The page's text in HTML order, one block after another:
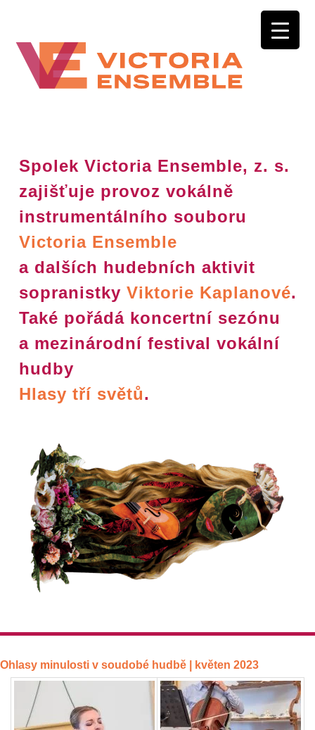
Spolek Victoria Ensemble, z. s.
zajišťuje provoz vokálně
instrumentálního souboru
Victoria Ensemble
a dalších hudebních aktivit
sopranistkyViktorie Kaplanové.
Také pořádá koncertní sezónu
a mezinárodní festival vokální
hudby
Hlasy tří světů.
Ohlasy minulosti v soudobé hudbě | květen 2023